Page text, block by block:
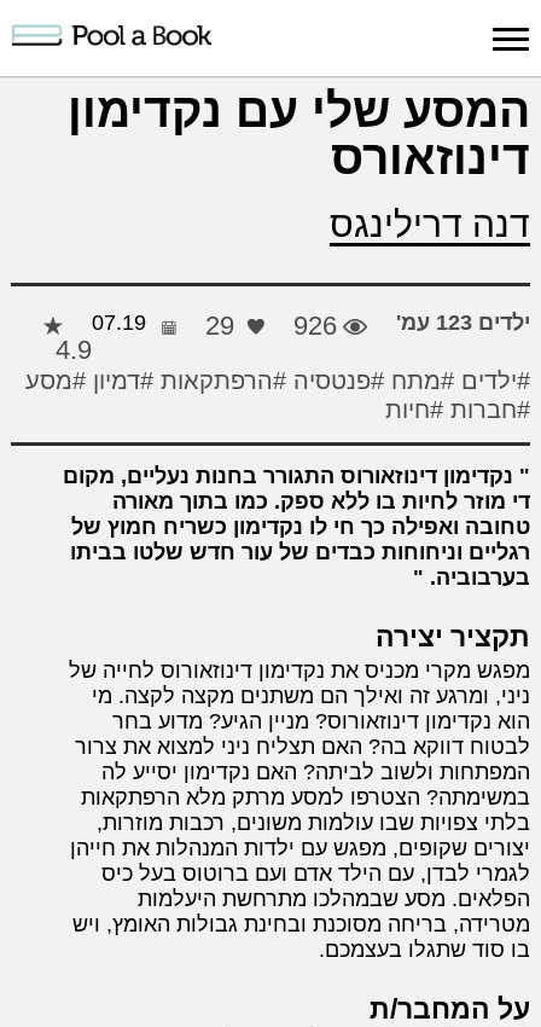
כניסה למערכת
פרסום
חיפוש
יצירה
המסע שלי עם נקדימון
דינוזאורס
דנה דרילינגס
ילדים 123 עמ' 926
29
07.19
4.9
#ילדים #מתח #פנטסיה #הרפתקאות #דמיון #מסע
#חברות #חיות
נקדימון דינוזאורוס התגורר בחנות נעליים, מקום
די מוזר לחיות בו ללא ספק. כמו בתוך מאורה
טחובה ואפילה כך חי לו נקדימון כשריח חמוץ של
רגליים וניחוחות כבדים של עור חדש שלטו בביתו
בערבוביה.
תקציר יצירה
מפגש מקרי מכניס את נקדימון דינוזאורוס לחייה של
ניני, ומרגע זה ואילך הם משתנים מקצה לקצה. מי
הוא נקדימון דינוזאורוס? מניין הגיע? מדוע בחר
לבטוח דווקא בה? האם תצליח ניני למצוא את צרור
המפתחות ולשוב לביתה? האם נקדימון יסייע לה
במשימתה? הצטרפו למסע מרתק מלא הרפתקאות
בלתי צפויות שבו עולמות משונים, רכבות מוזרות,
יצורים שקופים, מפגש עם ילדות המנהלות את חייהן
לגמרי לבדן, עם הילד אדם ועם ברוטוס בעל כיס
הפלאים. מסע שבמהלכו מתרחשת היעלמות
מטרידה, בריחה מסוכנת ובחינת גבולות האומץ, ויש
בו סוד שתגלו בעצמכם.
על המחבר/ת